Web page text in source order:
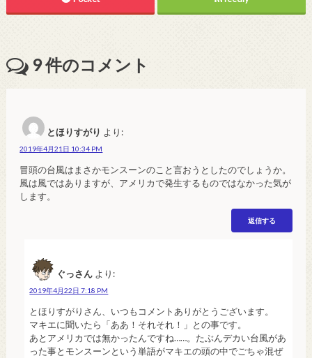
9件のコメント
とほりすがり より:
2019年4月21日 10:34 PM
冒頭の台風はまさかモンスーンのこと言おうとしたのでしょうか。
風は風ではありますが、アメリカで発生するものではなかった気が
します。
返信する
ぐっさん より:
2019年4月22日 7:18 PM
とほりすがりさん、いつもコメントありがとうございます。
マキエに聞いたら「ああ！それそれ！」との事です。
あとアメリカでは無かったんですね……。たぶんデカい台風があ
った事とモンスーンという単語がマキエの頭の中でごちゃ混ぜ